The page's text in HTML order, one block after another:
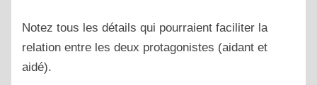
Notez tous les détails qui pourraient faciliter la
relation entre les deux protagonistes (aidant et
aidé).